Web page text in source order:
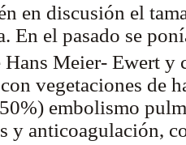
en discusión el
En el pasado se
Hans Meier- Ewert y
vegetaciones de
embolismo
y anticoagulación,